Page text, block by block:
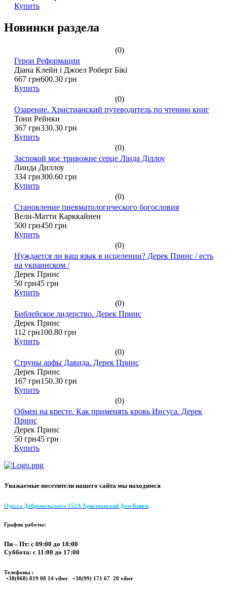
Купить
Новинки раздела
(0)
Герои Реформации
Діана Клейн і Джоел Роберт Бікі
667 грн600.30 грн
Купить
(0)
Озарение. Христианский путеводитель по чтению книг
Тони Рейнки
367 грн330.30 грн
Купить
(0)
Заспокой моє тривожне серце Лінда Діллоу
Линда Диллоу
334 грн300.60 грн
Купить
(0)
Становление пневматологического богословия
Вели-Матти Карккайнен
500 грн450 грн
Купить
(0)
Нуждается ли ваш язык в исцелении? Дерек Принс / есть
на украинском /
Дерек Принс
50 грн45 грн
Купить
(0)
Библейское лидерство. Дерек Принс
Дерек Принс
112 грн100.80 грн
Купить
(0)
Струны арфы Давида. Дерек Принс
Дерек Принс
167 грн150.30 грн
Купить
(0)
Обмен на кресте. Как применять кровь Иисуса. Дерек
Принс
Дерек Принс
50 грн45 грн
Купить
Уважаемые посетители нашего сайта мы находимся
Одесса Добровольского 152А Христианский Дом Книги
График работы:
Пн – Пт: с 09:00 до 18:00
Суббота: с 11:00 до 17:00
Телефоны :
+38(068) 819 08 14 viber +38(99) 171 67 20 viber